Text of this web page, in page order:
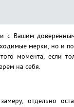
с Вашим
мерки, но и
момента, если
на себя.
отдельно